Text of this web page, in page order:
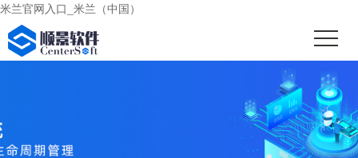
米兰官网入口_米兰（中国）